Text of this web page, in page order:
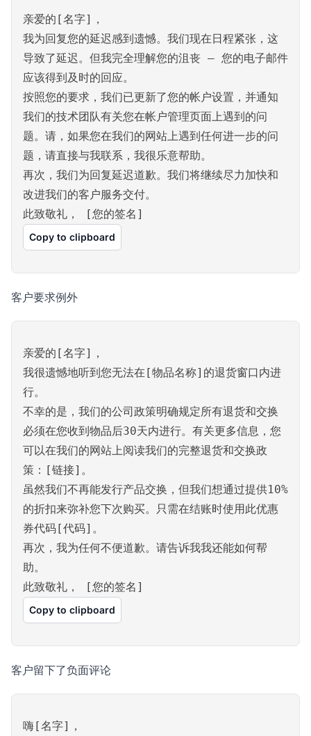
亲爱的[名字]，
我为回复您的延迟感到遗憾。我们现在日程紧张，这
导致了延迟。但我完全理解您的沮丧 – 您的电子邮件
应该得到及时的回应。
按照您的要求，我们已更新了您的帐户设置，并通知
我们的技术团队有关您在帐户管理页面上遇到的问
题。请，如果您在我们的网站上遇到任何进一步的问
题，请直接与我联系，我很乐意帮助。
再次，我们为回复延迟道歉。我们将继续尽力加快和
改进我们的客户服务交付。
此致敬礼， [您的签名]
Copy to clipboard
客户要求例外
亲爱的[名字]，
我很遗憾地听到您无法在[物品名称]的退货窗口内进
行。
不幸的是，我们的公司政策明确规定所有退货和交换
必须在您收到物品后30天内进行。有关更多信息，您
可以在我们的网站上阅读我们的完整退货和交换政
策：[链接]。
虽然我们不再能发行产品交换，但我们想通过提供10%
的折扣来弥补您下次购买。只需在结账时使用此优惠
券代码[代码]。
再次，我为任何不便道歉。请告诉我我还能如何帮
助。
此致敬礼， [您的签名]
Copy to clipboard
客户留下了负面评论
嗨[名字]，